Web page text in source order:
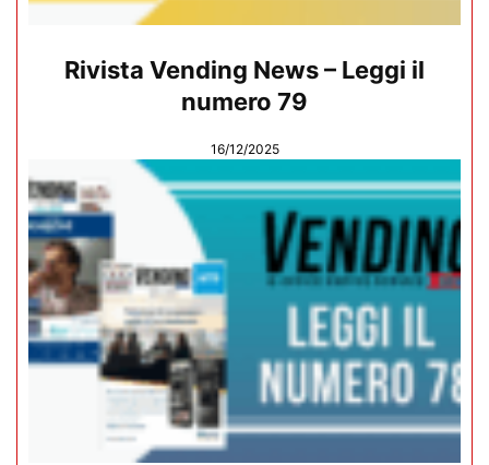
Rivista Vending News – Leggi il
numero 79
16/12/2025